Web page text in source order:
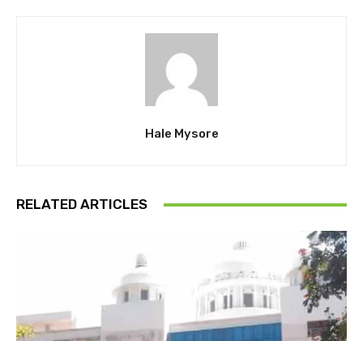
Hale Mysore
RELATED ARTICLES